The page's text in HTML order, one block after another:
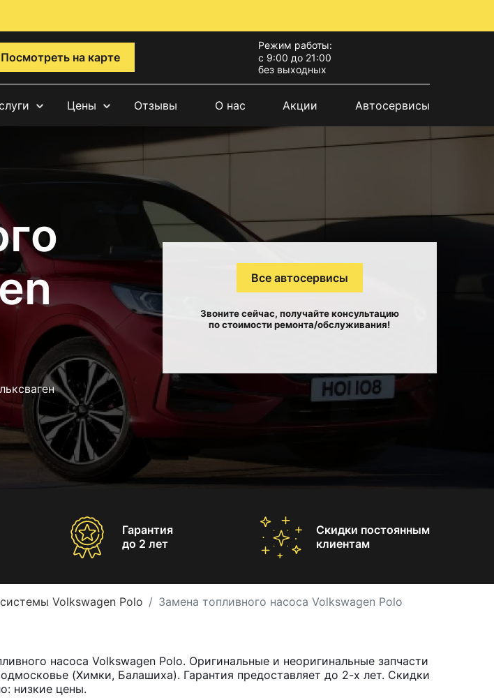
Посмотреть на карте
Режим работы:
с 9:00 до 21:00
без выходных
Цены Отзывы О нас Акции Автосервисы
Все автосервисы
Звоните сейчас, получайте консультацию
по стоимости ремонта/обслуживания!
Гарантия
до 2 лет
Скидки постоянным
клиентам
Volkswagen Polo Замена топливного насоса Volkswagen Polo
насоса Volkswagen Polo. Оригинальные и неоригинальные запчасти
(Химки, Балашиха). Гарантия предоставляет до 2-х лет. Скидки
низкие цены.